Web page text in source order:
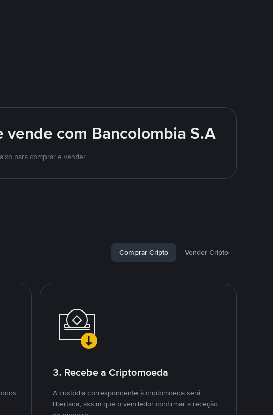
vende com Bancolombia S.A
para comprar e vender
Comprar Cripto Vender Cripto
3. Recebe a Criptomoeda
A custódia correspondente à criptomoeda será
libertada, assim que o vendedor confirmar a receção